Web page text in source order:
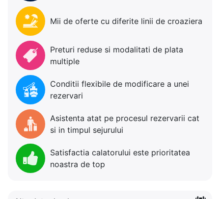
Mii de oferte cu diferite linii de croaziera
Preturi reduse si modalitati de plata
multiple
Conditii flexibile de modificare a unei
rezervari
Asistenta atat pe procesul rezervarii cat
si in timpul sejurului
Satisfactia calatorului este prioritatea
noastra de top